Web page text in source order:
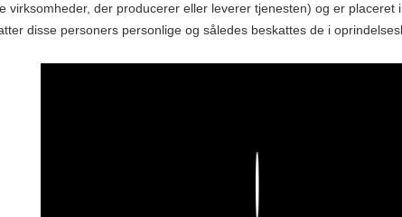
virksomheder, der producerer eller leverer tjenesten) og er
disse personers personlige og således beskattes de i